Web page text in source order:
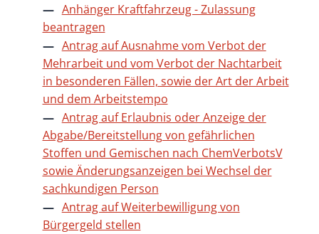
Anhänger Kraftfahrzeug - Zulassung
beantragen
Antrag auf Ausnahme vom Verbot der
Mehrarbeit und vom Verbot der Nachtarbeit
in besonderen Fällen, sowie der Art der Arbeit
und dem Arbeitstempo
Antrag auf Erlaubnis oder Anzeige der
Abgabe/Bereitstellung von gefährlichen
Stoffen und Gemischen nach ChemVerbotsV
sowie Änderungsanzeigen bei Wechsel der
sachkundigen Person
Antrag auf Weiterbewilligung von
Bürgergeld stellen